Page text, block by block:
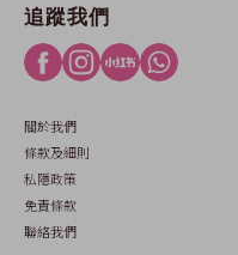
追蹤我們
關於我們
條款及細則
私隱政策
免責條款
聯絡我們